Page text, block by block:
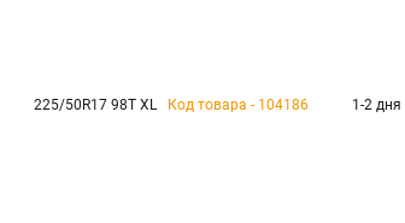
225/50R17 98T XL Код товара - 104186 1-2 дня